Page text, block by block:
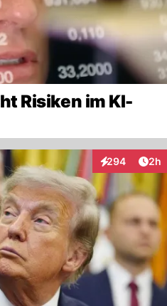
Risiken im KI-
294
Interaktionen
2h